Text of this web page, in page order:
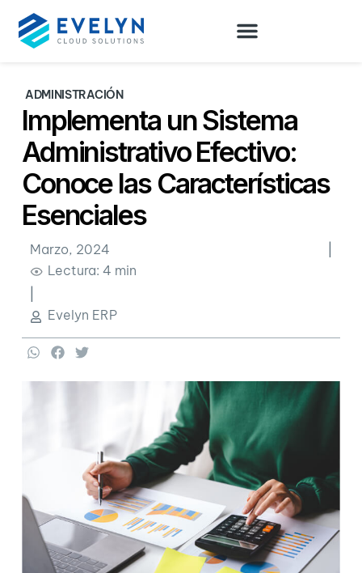
ADMINISTRACIÓN
Implementa un Sistema
Administrativo Efectivo:
Conoce las Características
Esenciales
Marzo, 2024
Lectura: 4 min
Evelyn ERP